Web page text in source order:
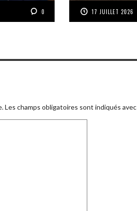
0 17 JUILLET 2026
Les champs obligatoires sont indiqués avec